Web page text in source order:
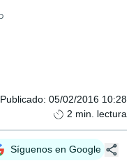
Publicado: 05/02/2016 10:28
2 min. lectura
Síguenos en Google